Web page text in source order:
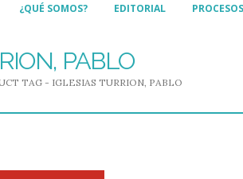
¿QUÉ SOMOS? EDITORIAL PROCESOS
PABLO
TAG - IGLESIAS TURRION, PABLO